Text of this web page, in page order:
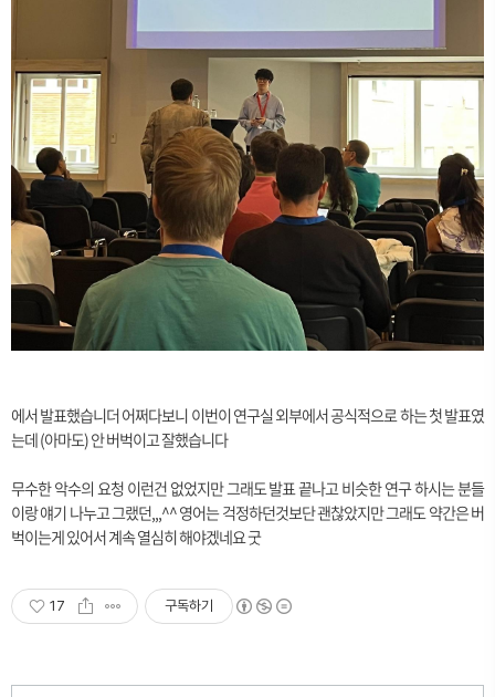
에서 발표했습니더 어쩌다보니 이번이 연구실 외부에서 공식적으로 하는 첫 발표였
는데 (아마도) 안 버벅이고 잘했습니다
무수한 악수의 요청 이런건 없었지만 그래도 발표 끝나고 비슷한 연구 하시는 분들
이랑 얘기 나누고 그랬던,,,^^ 영어는 걱정하던것보단 괜찮았지만 그래도 약간은 버
벅이는게 있어서 계속 열심히 해야겠네요 굿
17 구독하기